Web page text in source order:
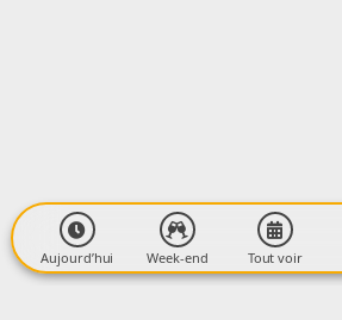
Aujourd’hui Week-end Tout voir